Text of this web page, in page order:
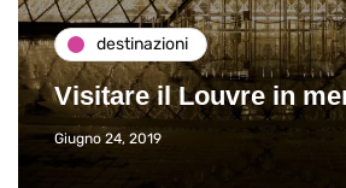
destinazioni
Visitare il Louvre in
Giugno 24, 2019